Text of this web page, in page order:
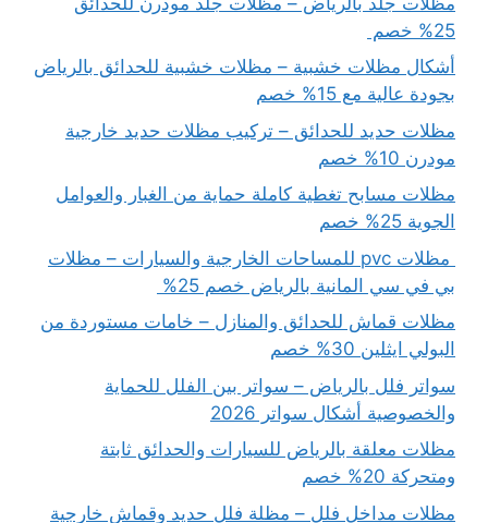
25% خصم
أشكال مظلات خشبية – مظلات خشبية للحدائق بالرياض
بجودة عالية مع 15% خصم
مظلات حديد للحدائق – تركيب مظلات حديد خارجية
مودرن 10% خصم
مظلات مسابح تغطية كاملة حماية من الغبار والعوامل
الجوية 25% خصم
مظلات pvc للمساحات الخارجية والسيارات – مظلات
بي في سي المانية بالرياض خصم 25%
مظلات قماش للحدائق والمنازل – خامات مستوردة من
البولي ايثلين 30% خصم
سواتر فلل بالرياض – سواتر بين الفلل للحماية
والخصوصية أشكال سواتر 2026
مظلات معلقة بالرياض للسيارات والحدائق ثابتة
ومتحركة 20% خصم
مظلات مداخل فلل – مظلة فلل حديد وقماش خارجية